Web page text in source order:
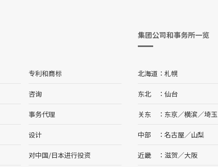
专利和商标
咨询
事务代理
设计
对中国/日本进行投资
集团公司和事务所一览
北海道 札幌
东北 仙台
关东 东京／横滨／埼玉
中部 名古屋／山梨
近畿 滋贺／大阪